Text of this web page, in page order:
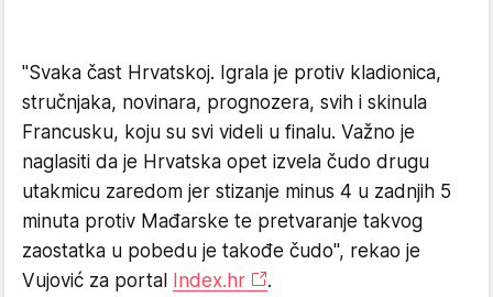
"Svaka čast Hrvatskoj. Igrala je protiv kladionica,
stručnjaka, novinara, prognozera, svih i skinula
Francusku, koju su svi videli u finalu. Važno je
naglasiti da je Hrvatska opet izvela čudo drugu
utakmicu zaredom jer stizanje minus 4 u zadnjih 5
minuta protiv Mađarske te pretvaranje takvog
zaostatka u pobedu je takođe čudo", rekao je
Vujović za portal Index.hr .